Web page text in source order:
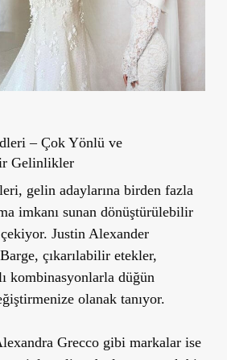
– Çok Yönlü ve
Gelinlikler
gelin adaylarına birden fazla
imkanı sunan dönüştürülebilir
Justin Alexander
çıkarılabilir etekler,
kombinasyonlarla düğün
olanak tanıyor.
Grecco gibi markalar ise